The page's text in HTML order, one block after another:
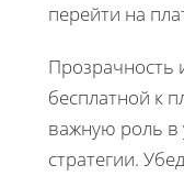
перейти на
Прозрачность
бесплатной к
важную роль
стратегии.